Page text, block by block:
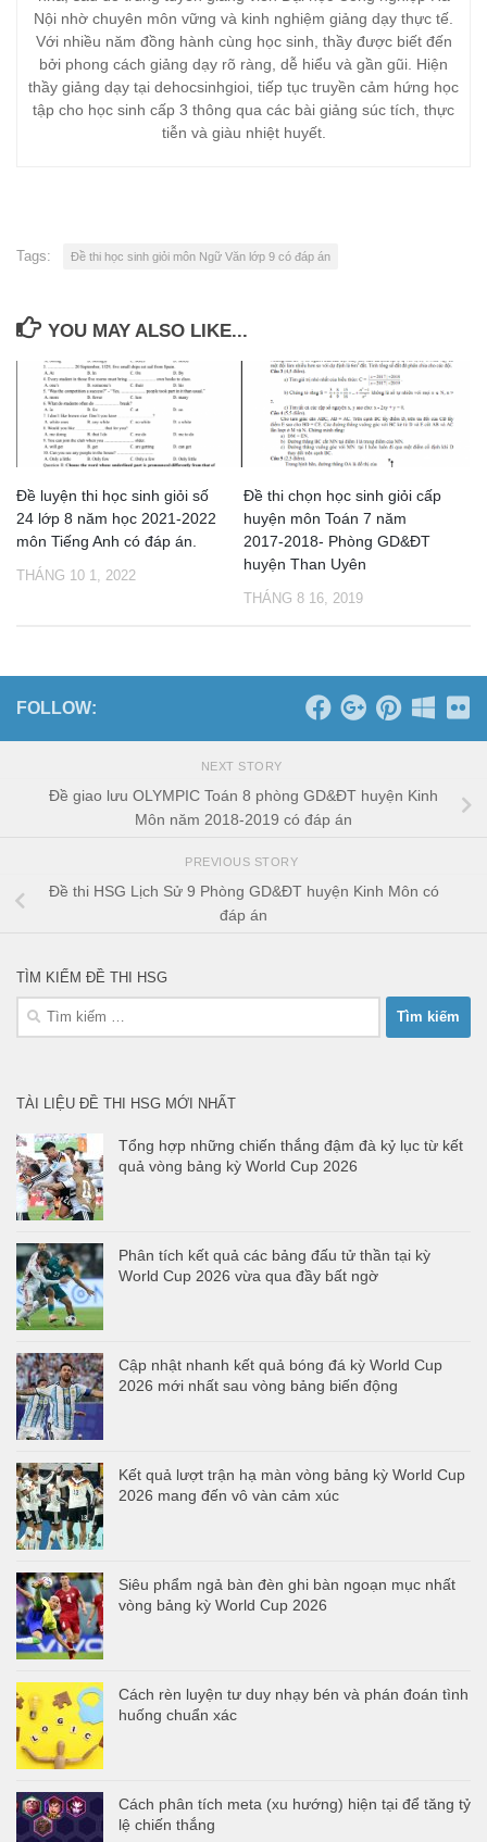
Nội nhờ chuyên môn vững và kinh nghiệm giảng dạy thực tế.
Với nhiều năm đồng hành cùng học sinh, thầy được biết đến
bởi phong cách giảng dạy rõ ràng, dễ hiểu và gần gũi. Hiện
thầy giảng dạy tại dehocsinhgioi, tiếp tục truyền cảm hứng học
tập cho học sinh cấp 3 thông qua các bài giảng súc tích, thực
tiễn và giàu nhiệt huyết.
Tags: Đề thi học sinh giỏi môn Ngữ Văn lớp 9 có đáp án
YOU MAY ALSO LIKE...
Đề luyện thi học sinh giỏi số
24 lớp 8 năm học 2021-2022
môn Tiếng Anh có đáp án.
THÁNG 10 1, 2022
Đề thi chọn học sinh giỏi cấp
huyện môn Toán 7 năm
2017-2018- Phòng GD&ĐT
huyện Than Uyên
THÁNG 8 16, 2019
FOLLOW:
NEXT STORY
Đề giao lưu OLYMPIC Toán 8 phòng GD&ĐT huyện Kinh
Môn năm 2018-2019 có đáp án
PREVIOUS STORY
Đề thi HSG Lịch Sử 9 Phòng GD&ĐT huyện Kinh Môn có
đáp án
TÌM KIẾM ĐỀ THI HSG
Tìm
TÀI LIỆU ĐỀ THI HSG MỚI NHẤT
Tổng hợp những chiến thắng đậm đà kỷ lục từ kết
quả vòng bảng kỳ World Cup 2026
Phân tích kết quả các bảng đấu tử thần tại kỳ
World Cup 2026 vừa qua đầy bất ngờ
Cập nhật nhanh kết quả bóng đá kỳ World Cup
2026 mới nhất sau vòng bảng biến động
Kết quả lượt trận hạ màn vòng bảng kỳ World Cup
2026 mang đến vô vàn cảm xúc
Siêu phẩm ngả bàn đèn ghi bàn ngoạn mục nhất
vòng bảng kỳ World Cup 2026
Cách rèn luyện tư duy nhạy bén và phán đoán tình
huống chuẩn xác
Cách phân tích meta (xu hướng) hiện tại để tăng tỷ
lệ chiến thắng